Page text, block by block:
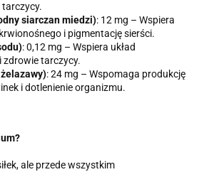
siarczan miedzi): 12 mg – Wspiera
i pigmentację sierści.
: 0,12 mg – Wspiera układ
tarczycy.
: 24 mg – Wspomaga produkcję
i dotlenienie organizmu.
ale przede wszystkim